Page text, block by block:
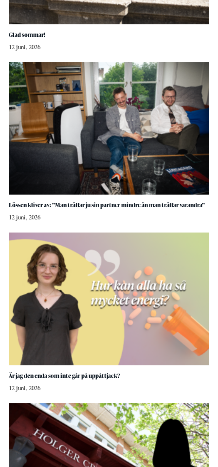
Glad sommar!
12 juni, 2026
Lössen kliver av: ”Man träffar ju sin partner mindre än man träffar varandra”
12 juni, 2026
Är jag den enda som inte går på uppåttjack?
12 juni, 2026